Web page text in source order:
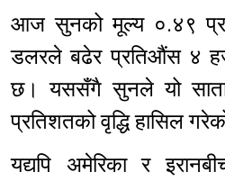
आज सुनको मूल्य ०.४९
डलरले बढेर प्रतिऔंस ४
छ। यससँगै सुनले यो
प्रतिशतको वृद्धि हासिल
यद्यपि अमेरिका र